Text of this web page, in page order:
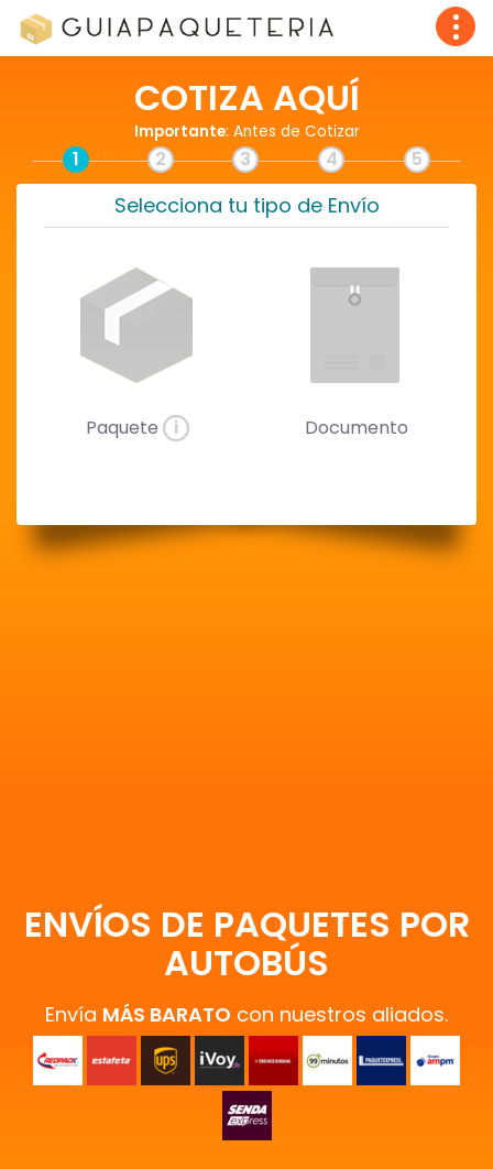
COTIZA AQUÍ
Importante: Antes de Cotizar
1 2 3 4 5
Selecciona tu tipo de Envío
Paquete i Documento
ENVÍOS DE PAQUETES POR
AUTOBÚS
Envía MÁS BARATO con nuestros aliados.